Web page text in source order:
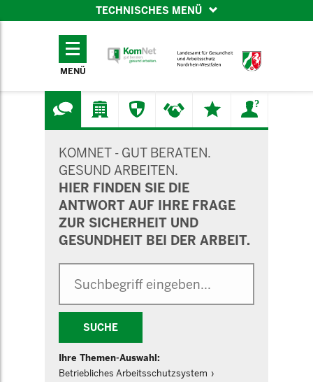
TECHNISCHES MENÜ
TECHNISCHES
MENÜ
KOMNET - GUT BERATEN.
GESUND ARBEITEN.
HIER FINDEN SIE DIE
ANTWORT AUF IHRE FRAGE
ZUR SICHERHEIT UND
GESUNDHEIT BEI DER ARBEIT.
SUCHE
Ihre Themen-Auswahl:
Betriebliches Arbeitsschutzsystem